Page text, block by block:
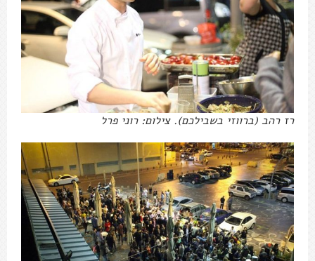
רז רהב (ברווזי בשבילכם). צילום: רוני פרל